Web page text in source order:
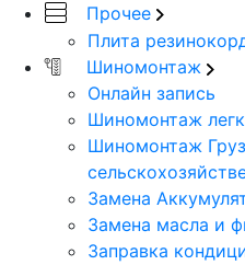
Прочее
Плита
Шиномонтаж
Онлайн запись
Шиномонтаж
Шиномонтаж
Замена
Замена масла и
Заправка